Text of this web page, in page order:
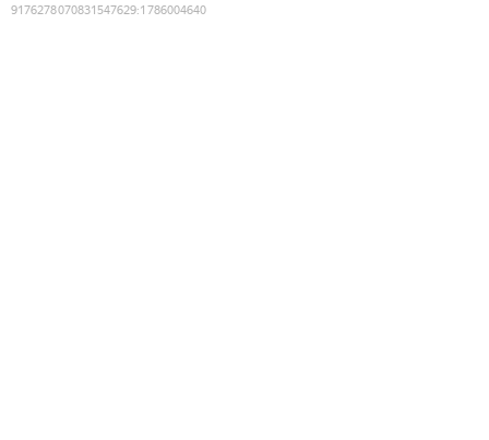
9176278070831547629:1786004640